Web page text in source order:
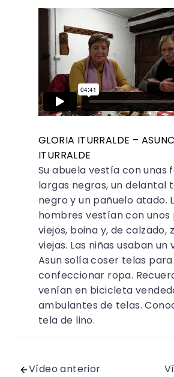
GLORIA ITURRALDE –
ITURRALDE
Su abuela vestía con unas
largas negras, un delantal
negro y un pañuelo atado.
hombres vestían con
viejos, boina y, de calzado,
viejas. Las niñas usaban un
Asun solía coser telas para
confeccionar ropa.
venían en bicicleta
ambulantes de telas.
tela de lino.
Vídeo anterior